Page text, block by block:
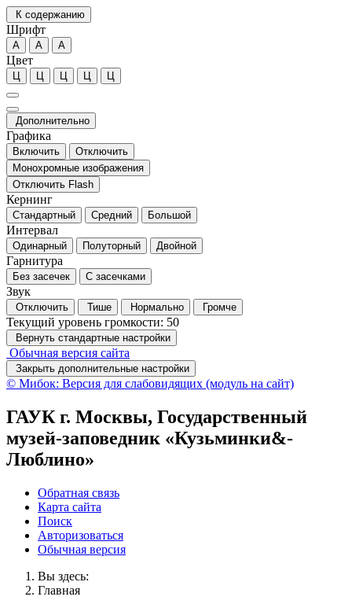
К содержанию
Шрифт
А А А
Цвет
Ц Ц Ц Ц Ц
Дополнительно
Графика
Включить
Отключить
Монохромные изображения
Отключить Flash
Кернинг
Стандартный Средний Большой
Интервал
Одинарный Полуторный Двойной
Гарнитура
Без засечек С засечками
Звук
Отключить Тише Нормально Громче
Текущий уровень громкости: 50
Вернуть стандартные настройки
Обычная версия сайта
Закрыть дополнительные настройки
© Мибок: Версия для слабовидящих (модуль на сайт)
ГАУК г. Москвы, Государственный
музей-заповедник «Кузьминки&-
Люблино»
Обратная связь
Карта сайта
Поиск
Авторизоваться
Обычная версия
Вы здесь:
Главная